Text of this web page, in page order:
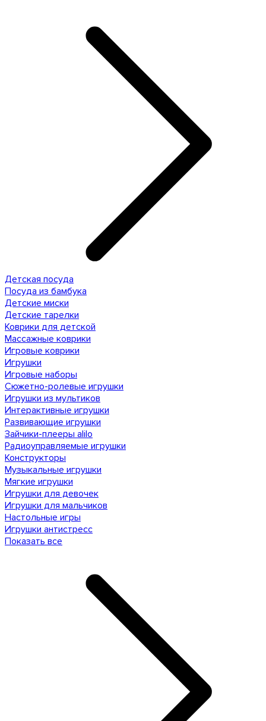
Детская посуда
Посуда из бамбука
Детские миски
Детские тарелки
Коврики для детской
Массажные коврики
Игровые коврики
Игрушки
Игровые наборы
Сюжетно-ролевые игрушки
Игрушки из мультиков
Интерактивные игрушки
Развивающие игрушки
Зайчики-плееры alilo
Радиоуправляемые игрушки
Конструкторы
Музыкальные игрушки
Мягкие игрушки
Игрушки для девочек
Игрушки для мальчиков
Настольные игры
Игрушки антистресс
Показать все